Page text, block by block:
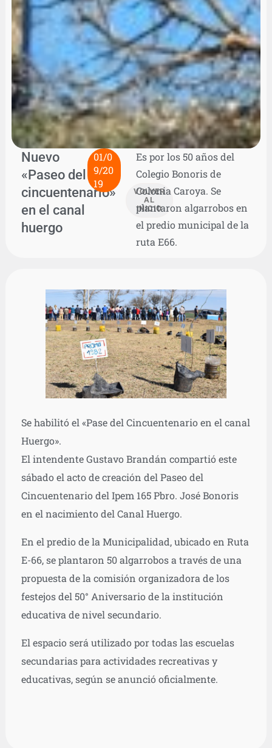
Nuevo
«Paseo del
cincuentenario»
en el canal
huergo
01/0
9/20
19
VOLVER
AL
INICIO
Es por los 50 años del
Colegio Bonoris de
Colonia Caroya. Se
plantaron algarrobos en
el predio municipal de la
ruta E66.
Se habilitó el «Pase del Cincuentenario en el canal
Huergo».
El intendente Gustavo Brandán compartió este
sábado el acto de creación del Paseo del
Cincuentenario del Ipem 165 Pbro. José Bonoris
en el nacimiento del Canal Huergo.
En el predio de la Municipalidad, ubicado en Ruta
E-66, se plantaron 50 algarrobos a través de una
propuesta de la comisión organizadora de los
festejos del 50° Aniversario de la institución
educativa de nivel secundario.
El espacio será utilizado por todas las escuelas
secundarias para actividades recreativas y
educativas, según se anunció oficialmente.